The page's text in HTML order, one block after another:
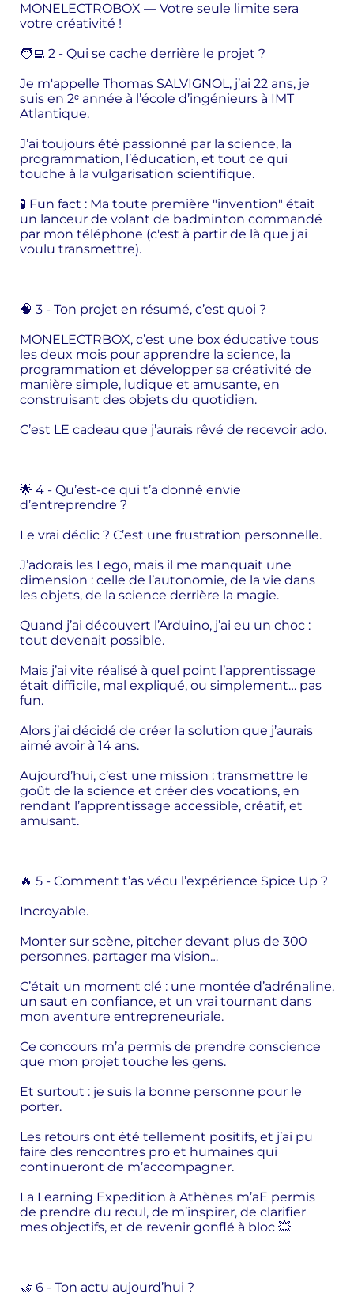
MONELECTROBOX — Votre seule limite sera
votre créativité !
🧑‍💻 2 - Qui se cache derrière le projet ?
Je m'appelle Thomas SALVIGNOL, j’ai 22 ans, je
suis en 2ᵉ année à l’école d’ingénieurs à IMT
Atlantique.
J’ai toujours été passionné par la science, la
programmation, l’éducation, et tout ce qui
touche à la vulgarisation scientifique.
🧪 Fun fact : Ma toute première "invention" était
un lanceur de volant de badminton commandé
par mon téléphone (c'est à partir de là que j'ai
voulu transmettre).
🧠 3 - Ton projet en résumé, c’est quoi ?
MONELECTRBOX, c’est une box éducative tous
les deux mois pour apprendre la science, la
programmation et développer sa créativité de
manière simple, ludique et amusante, en
construisant des objets du quotidien.
C’est LE cadeau que j’aurais rêvé de recevoir ado.
🌟 4 - Qu’est-ce qui t’a donné envie
d’entreprendre ?
Le vrai déclic ? C’est une frustration personnelle.
J’adorais les Lego, mais il me manquait une
dimension : celle de l’autonomie, de la vie dans
les objets, de la science derrière la magie.
Quand j’ai découvert l’Arduino, j’ai eu un choc :
tout devenait possible.
Mais j’ai vite réalisé à quel point l’apprentissage
était difficile, mal expliqué, ou simplement… pas
fun.
Alors j’ai décidé de créer la solution que j’aurais
aimé avoir à 14 ans.
Aujourd’hui, c’est une mission : transmettre le
goût de la science et créer des vocations, en
rendant l’apprentissage accessible, créatif, et
amusant.
🔥 5 - Comment t’as vécu l’expérience Spice Up ?
Incroyable.
Monter sur scène, pitcher devant plus de 300
personnes, partager ma vision…
C’était un moment clé : une montée d’adrénaline,
un saut en confiance, et un vrai tournant dans
mon aventure entrepreneuriale.
Ce concours m’a permis de prendre conscience
que mon projet touche les gens.
Et surtout : je suis la bonne personne pour le
porter.
Les retours ont été tellement positifs, et j’ai pu
faire des rencontres pro et humaines qui
continueront de m’accompagner.
La Learning Expedition à Athènes m’aE permis
de prendre du recul, de m’inspirer, de clarifier
mes objectifs, et de revenir gonflé à bloc 💥
🤝 6 - Ton actu aujourd’hui ?